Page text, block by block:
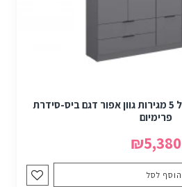
ארון רוחב 200 ס"מ כולל 5 מגירות גוון אפור דגם ביס-סידרת
פרימיום
₪5,380
הוסף לסל